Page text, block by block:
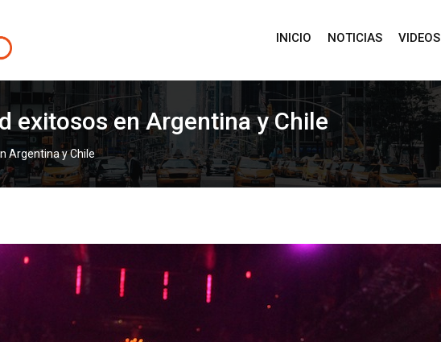
INICIO NOTICIAS VIDEOS